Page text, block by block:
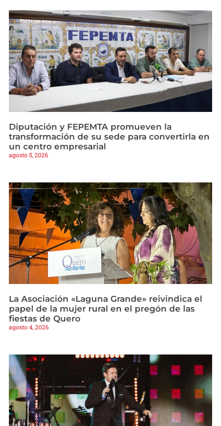
Diputación y FEPEMTA promueven la
transformación de su sede para convertirla en
un centro empresarial
agosto 5, 2026
La Asociación «Laguna Grande» reivindica el
papel de la mujer rural en el pregón de las
fiestas de Quero
agosto 4, 2026